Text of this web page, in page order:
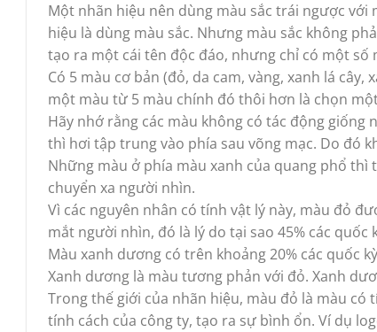
Một nhãn hiệu nên dùng màu sắc trái ngược với
hiệu là dùng màu sắc. Nhưng màu sắc không
tạo ra một cái tên độc đáo, nhưng chỉ có một số
Có 5 màu cơ bản (đỏ, da cam, vàng, xanh lá
một màu từ 5 màu chính đó thôi hơn là chọn
Hãy nhớ rằng các màu không có tác động
thì hơi tập trung vào phía sau võng mạc. Do đó
Những màu ở phía màu xanh của quang phổ
chuyển xa người nhìn.
Vì các nguyên nhân có tính vật lý này, màu đỏ
mắt người nhìn, đó là lý do tại sao 45% các
Màu xanh dương có trên khoảng 20% các quốc
Xanh dương là màu tương phản với đỏ. Xanh
Trong thế giới của nhãn hiệu, màu đỏ là màu có
tính cách của công ty, tạo ra sự bình ổn. Ví dụ